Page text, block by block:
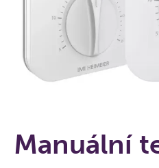
Manuální